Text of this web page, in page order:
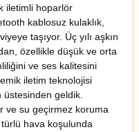
iletimli hoparlör
kablosuz kulaklık,
taşıyor. Üç yılı aşkın
özellikle düşük ve orta
ve ses kalitesini
iletim teknolojisi
geldik.
ve su geçirmez koruma
türlü hava koşulunda